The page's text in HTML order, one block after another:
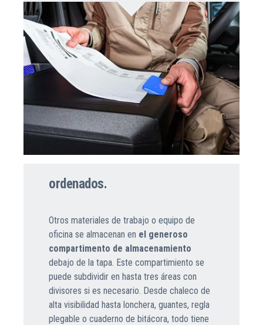
ordenados.
Otros materiales de trabajo o equipo de
oficina se almacenan en el generoso
compartimento de almacenamiento
debajo de la tapa. Este compartimiento se
puede subdividir en hasta tres áreas con
divisores si es necesario. Desde chaleco de
alta visibilidad hasta lonchera, guantes, regla
plegable o cuaderno de bitácora, todo tiene